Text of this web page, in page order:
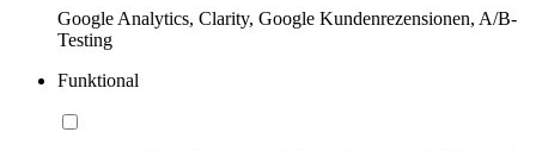
Google Analytics, Clarity, Google Kundenrezensionen, A/B-
Testing
Funktional